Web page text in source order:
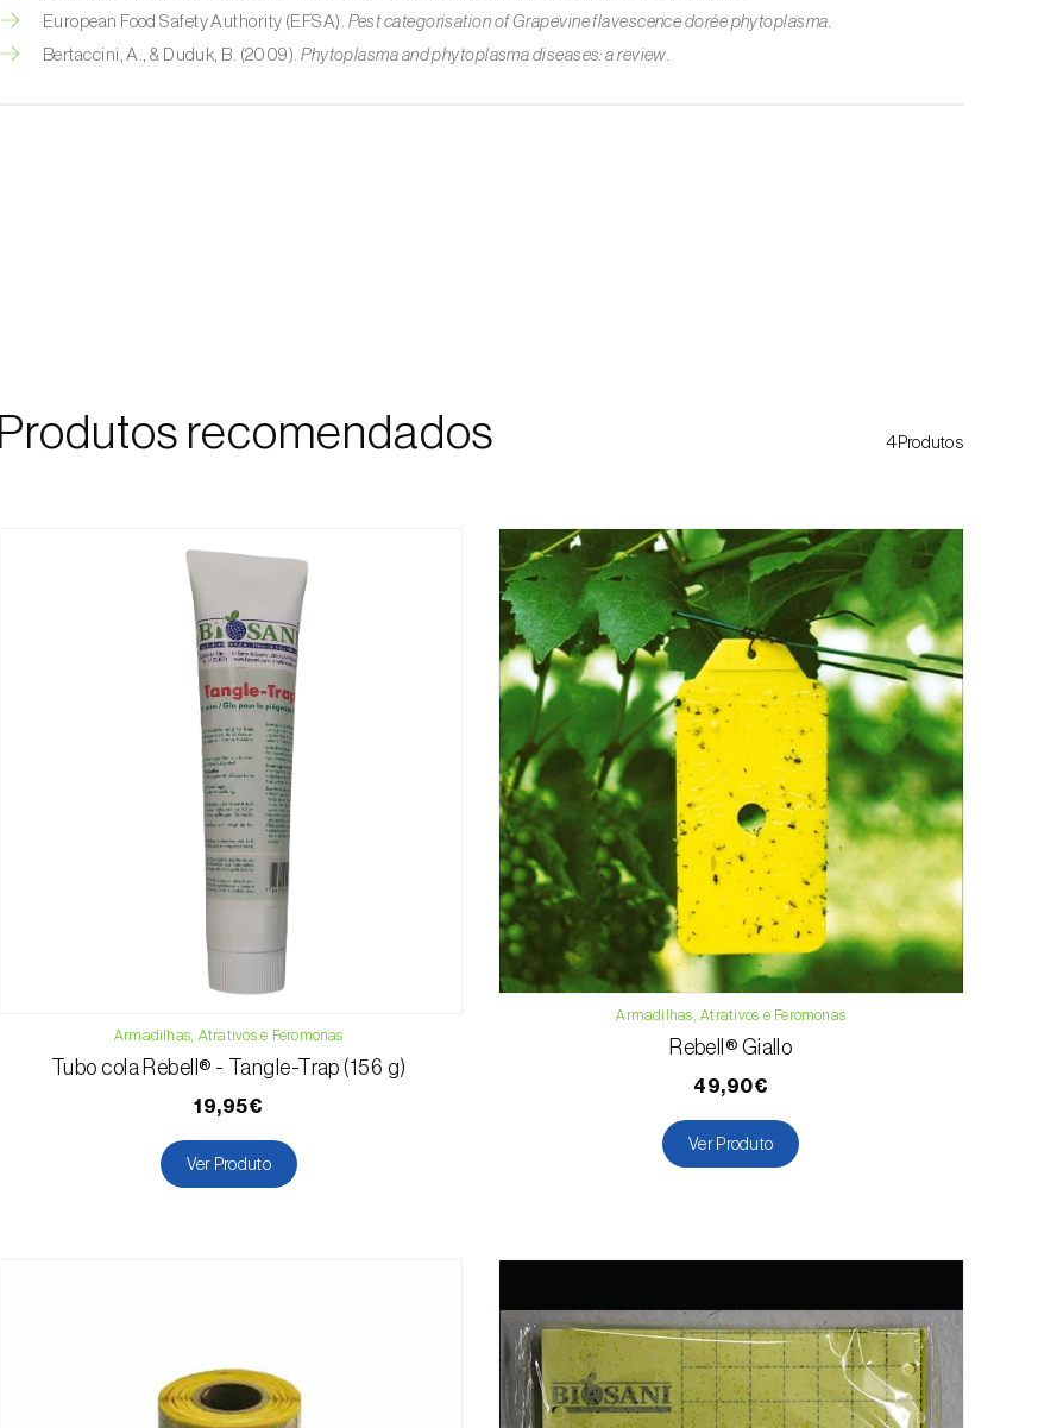
European Food Safety Authority (EFSA). Pest categorisation of Grapevine flavescence dorée phytoplasma
Bertaccini, A., & Duduk, B. (2009).Phytoplasma and phytoplasma diseases: a review.
Produtos recomendados 4Produtos
Armadilhas, Atrativos e Feromonas
Tubo cola Rebell® - Tangle-Trap (156 g)
19,95€
Ver Produto
Armadilhas, Atrativos e Feromonas
Rebell® Giallo
49,90€
Ver Produto